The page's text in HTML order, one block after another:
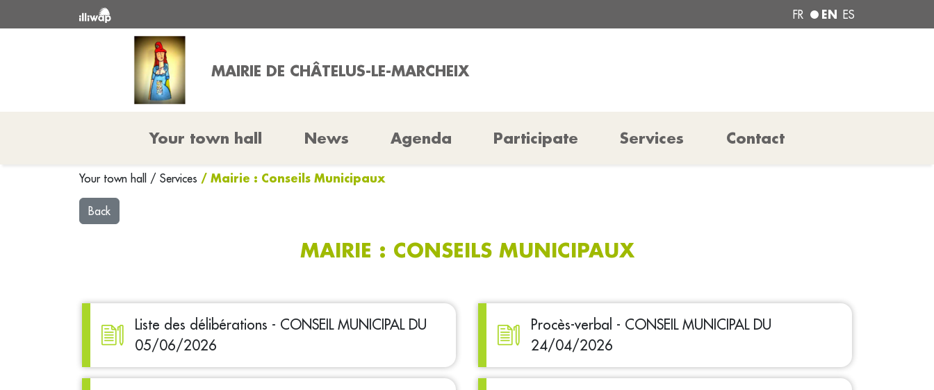
FR EN ES
MAIRIE DE CHÂTELUS-LE-MARCHEIX
Your town hall News Agenda Participate Services Contact
Your town hall / Services / Mairie : Conseils Municipaux
Back
MAIRIE : CONSEILS MUNICIPAUX
Liste des délibérations - CONSEIL MUNICIPAL DU
05/06/2026
Procès-verbal - CONSEIL MUNICIPAL DU
24/04/2026